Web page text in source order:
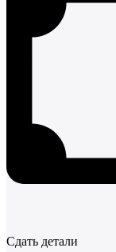
Сдать детали